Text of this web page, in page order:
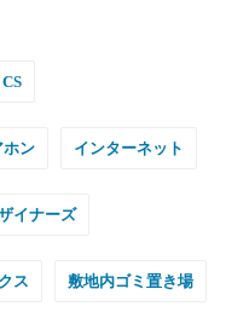
CS
ン インターネット
イナーズ
ス 敷地内ゴミ置き場